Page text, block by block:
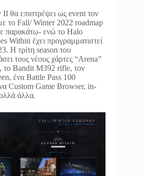
θα επιστρέψει ως event τον
το Fall/ Winter 2022 roadmap
παρακάτω- ενώ το Halo
Within έχει προγραμματιστεί
Η τρίτη season του
τους νέους χάρτες “Arena”
το Bandit M392 rifle, τον
ένα Battle Pass 100
Custom Game Browser, in-
άλλα.